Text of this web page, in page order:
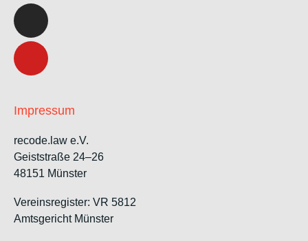
Impressum
recode.law e.V.
Geiststraße 24–26
48151 Münster
Vereinsregister: VR 5812
Amtsgericht Münster